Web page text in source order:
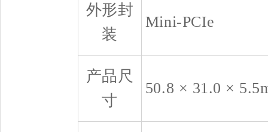
外形封
装
Mini-PCIe
产品尺
寸
50.8 × 31.0 ×